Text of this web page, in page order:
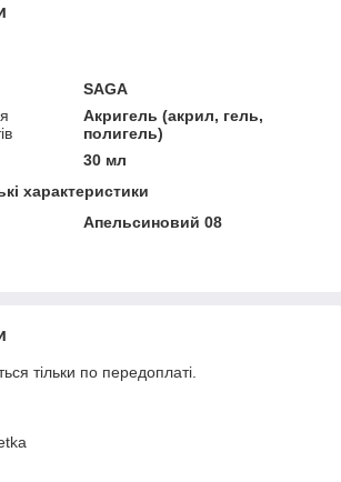
SAGA
Акригель (акрил, гель,
полигель)
30 мл
характеристики
Апельсиновий 08
тільки по передоплаті.